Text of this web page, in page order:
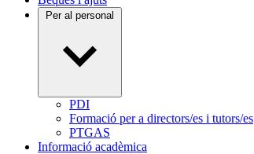
Per al personal
PDI
Formació per a directors/es i tutors/es
PTGAS
Informació acadèmica